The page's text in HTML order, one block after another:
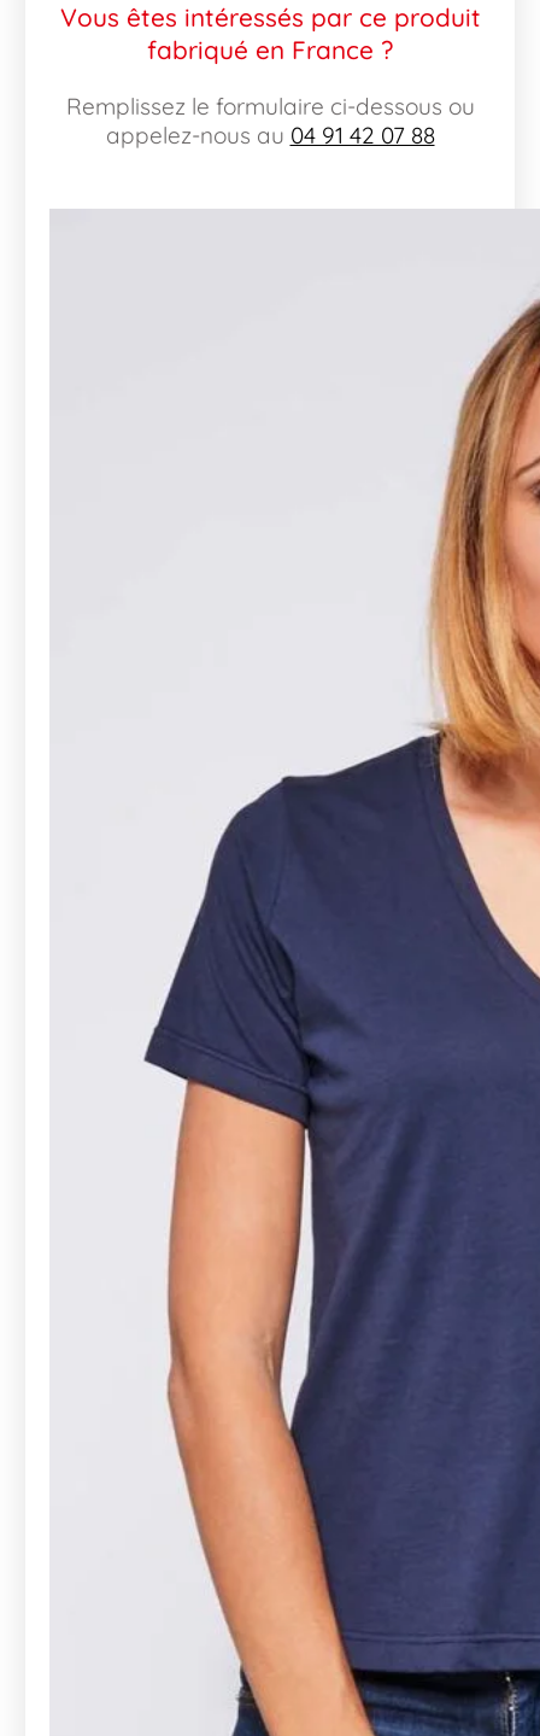
Vous êtes intéressés par ce produit
fabriqué en France ?
Remplissez le formulaire ci-dessous ou
appelez-nous au 04 91 42 07 88